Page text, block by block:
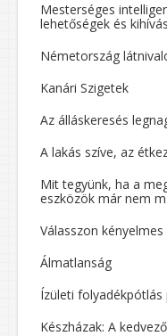
Mesterséges
lehetőségek és
Németország
Kanári Szigetek
Az álláskeresés
A lakás szíve, az
Mit tegyünk, ha a
eszközök már nem
Válasszon
Álmatlanság
Ízületi folyadékpótlás
Készházak: A